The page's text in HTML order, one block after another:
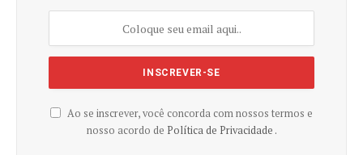
Ao se inscrever, você concorda com nossos termos e
nosso acordo de Política de Privacidade .